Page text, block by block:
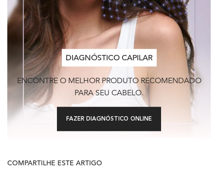
DIAGNÓSTICO CAPILAR
ENCONTRE O MELHOR PRODUTO RECOMENDADO
PARA SEU CABELO.
FAZER DIAGNÓSTICO ONLINE
COMPARTILHE ESTE ARTIGO